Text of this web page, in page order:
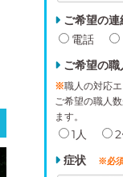
ご希望の連
電話
ご希望の職
※職人の対応
ご希望の職人
ます。
1人
症状
※必